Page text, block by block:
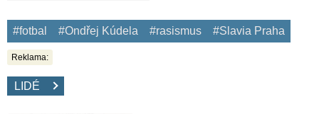
#fotbal #Ondřej Kúdela #rasismus #Slavia Praha
Reklama:
LIDÉ